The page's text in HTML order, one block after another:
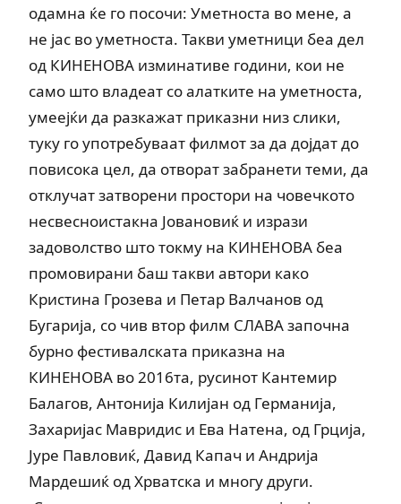
одамна ќе го посочи: Уметноста во мене, а
не јас во уметноста. Такви уметници беа дел
од КИНЕНОВА изминативе години, кои не
само што владеат со алатките на уметноста,
умеејќи да разкажат приказни низ слики,
туку го употребуваат филмот за да дојдат до
повисока цел, да отворат забранети теми, да
отклучат затворени простори на човечкото
несвесноистакна Јовановиќ и изрази
задоволство што токму на КИНЕНОВА беа
промовирани баш такви автори како
Кристина Грозева и Петар Валчанов од
Бугарија, со чив втор филм СЛАВА започна
бурно фестивалската приказна на
КИНЕНОВА во 2016та, русинот Кантемир
Балагов, Антонија Килијан од Германија,
Захаријас Мавридис и Ева Натена, од Грција,
Јуре Павловиќ, Давид Капач и Андрија
Мардешиќ од Хрватска и многу други.